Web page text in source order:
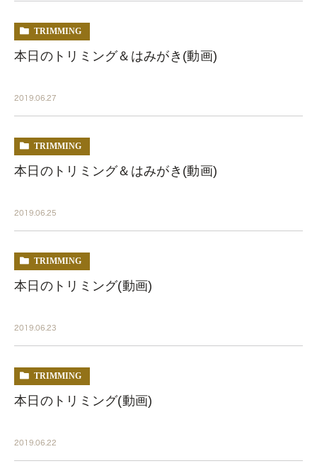
TRIMMING
本日のトリミング＆はみがき(動画)
2019.06.27
TRIMMING
本日のトリミング＆はみがき(動画)
2019.06.25
TRIMMING
本日のトリミング(動画)
2019.06.23
TRIMMING
本日のトリミング(動画)
2019.06.22